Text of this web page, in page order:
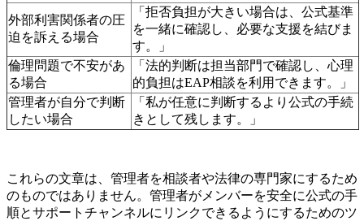
外部利害関係者の圧
迫を訴える場合
「拒否負担が大きい場合は、公式基準
を一緒に確認し、必要な支援を結びま
す。」
倫理問題で不安があ
る場合
「法的判断は担当部門で確認し、心理
的負担はEAP相談を利用できます。」
管理者が自分で判断
したい場合
「私が任意に判断するより公式の手続
きとして残します。」
これらの文章は、管理者を相談者や法律の専門家にするため
のものではありません。管理者がメンバーを安全に公式の手
順とサポートチャンネルにリンクできるようにするためのツ